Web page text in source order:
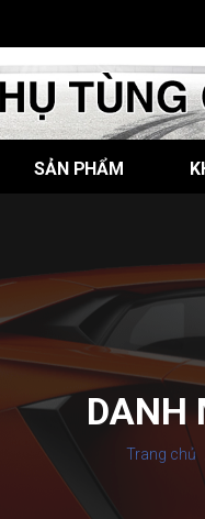
SẢN PHẨM
DANH
Trang chủ